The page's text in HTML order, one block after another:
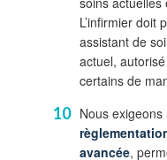
L’infirmier doit
assistant de
actuel,
certains de
Nous
avancée,